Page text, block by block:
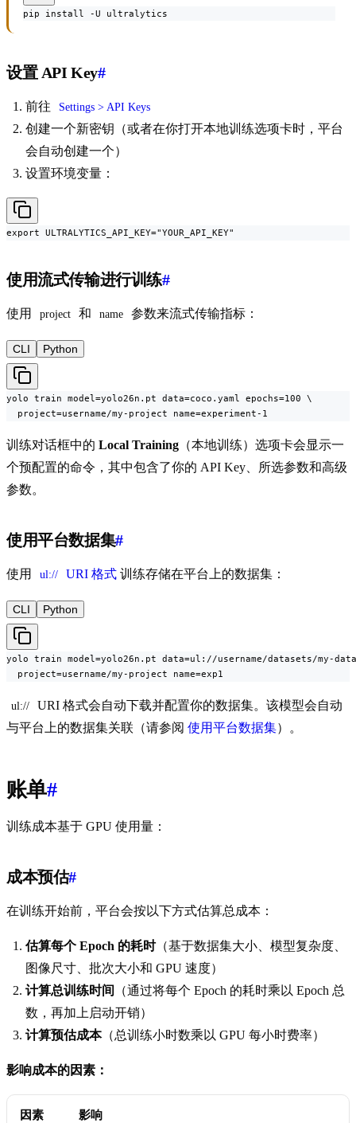
pip install -U ultralytics
设置 API Key#
前往 Settings > API Keys
创建一个新密钥（或者在你打开本地训练选项卡时，平台
会自动创建一个）
设置环境变量：
export ULTRALYTICS_API_KEY="YOUR_API_KEY"
使用流式传输进行训练#
使用 project 和 name 参数来流式传输指标：
CLI Python
yolo train model=yolo26n.pt data=coco.yaml epochs=100 \
  project=username/my-project name=experiment-1
训练对话框中的 Local Training （本地训练）选项卡会显示一
个预配置的命令，其中包含了你的 API Key、所选参数和高级
参数。
使用平台数据集#
使用 ul:// URI 格式 训练存储在平台上的数据集：
CLI Python
yolo train model=yolo26n.pt data=ul://username/datasets/my-
  project=username/my-project name=exp1
ul://
URI 格式会自动下载并配置你的数据集。该模型会自动
与平台上的数据集关联（请参阅 使用平台数据集）。
账单#
训练成本基于 GPU 使用量：
成本预估#
在训练开始前，平台会按以下方式估算总成本：
估算每个 Epoch 的耗时（基于数据集大小、模型复杂度、
图像尺寸、批次大小和 GPU 速度）
计算总训练时间
（通过将每个 Epoch 的耗时乘以 Epoch 总
数，再加上启动开销）
计算预估成本（总训练小时数乘以 GPU 每小时费率）
影响成本的因素：
因素 影响